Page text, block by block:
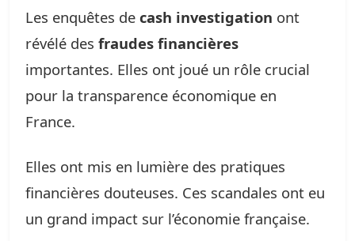
Les enquêtes de cash investigation ont
révélé des fraudes financières
importantes. Elles ont joué un rôle crucial
pour la transparence économique en
France.
Elles ont mis en lumière des pratiques
financières douteuses. Ces scandales ont eu
un grand impact sur l’économie française.